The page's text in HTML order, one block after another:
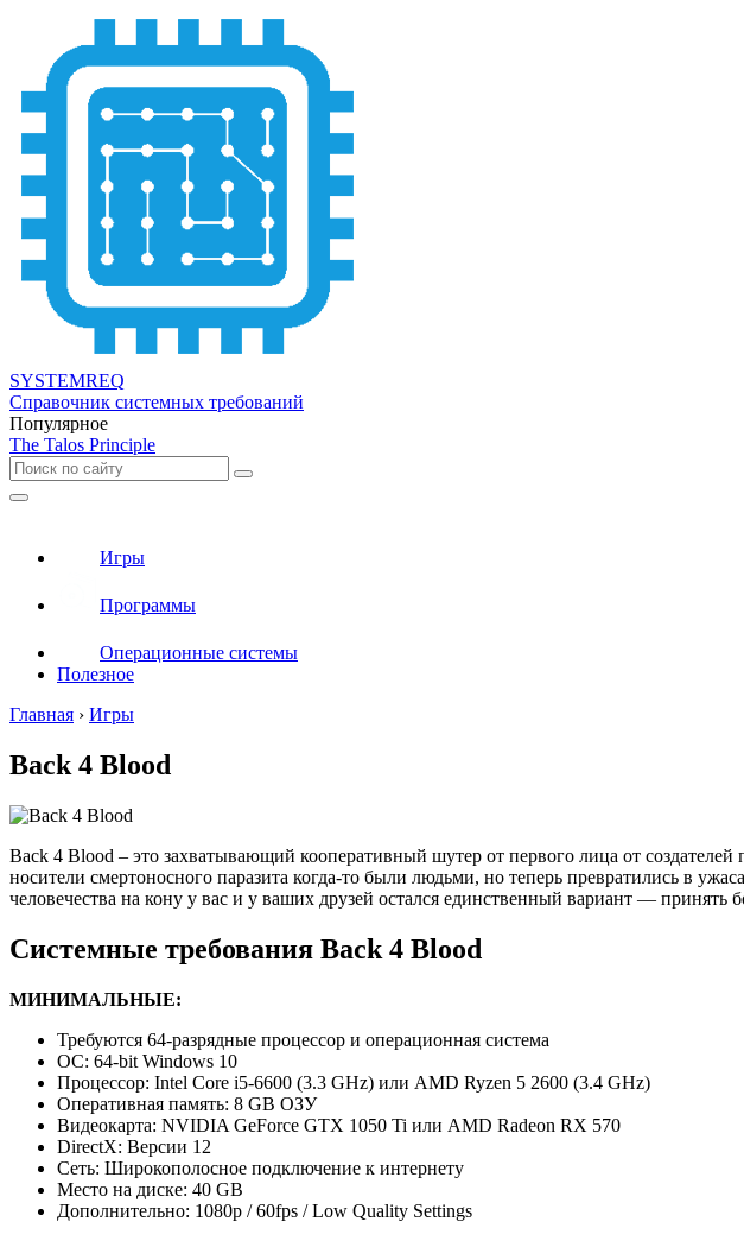
SYSTEMREQ
Справочник системных требований
Популярное
The Talos Principle
Игры
Программы
Операционные системы
Полезное
Главная › Игры
Back 4 Blood
Back 4 Blood – это захватывающий кооперативный шутер от первого лица от
носители смертоносного паразита когда-то были людьми, но теперь превратились в
человечества на кону у вас и у ваших друзей остался единственный вариант — принять
Системные требования Back 4 Blood
МИНИМАЛЬНЫЕ:
Требуются 64-разрядные процессор и операционная система
ОС: 64-bit Windows 10
Процессор: Intel Core i5-6600 (3.3 GHz) или AMD Ryzen 5 2600 (3.4 GHz)
Оперативная память: 8 GB ОЗУ
Видеокарта: NVIDIA GeForce GTX 1050 Ti или AMD Radeon RX 570
DirectX: Версии 12
Сеть: Широкополосное подключение к интернету
Место на диске: 40 GB
Дополнительно: 1080p / 60fps / Low Quality Settings